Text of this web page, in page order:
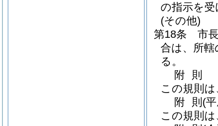
の指示を
(その他)
第18条
市
合は、所
る。
附 則
この規則
附 則 (
この規則